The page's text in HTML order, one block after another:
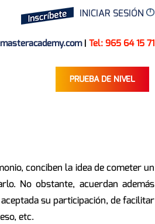
INICIAR SESIÓN
| Tel: 965 64 15 71
PRUEBA DE NIVEL
conciben la idea de cometer un
No obstante, acuerdan además
su participación, de facilitar
etc.